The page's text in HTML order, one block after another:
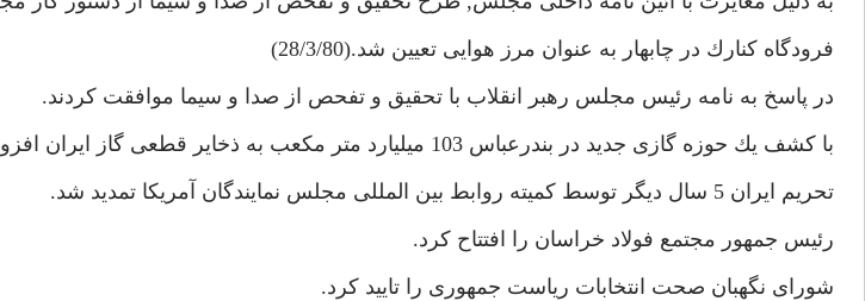
فرودگاه كنارك در چابهار به عنوان مرز هوايى تعيين شد.(28/3/80)
در پاسخ به نامه رئيس مجلس رهبر انقلاب با تحقيق و تفحص از صدا و سيما موافقت كردند.
با كشف يك حوزه گازى جديد در بندرعباس 103 ميليارد متر مكعب به ذخاير قطعى گاز ايران افزوده شد.(29/3/80)
تحريم ايران 5 سال ديگر توسط كميته روابط بين المللى مجلس نمايندگان آمريكا تمديد شد.
رئيس جمهور مجتمع فولاد خراسان را افتتاح كرد.
شوراى نگهبان صحت انتخابات رياست جمهورى را تاييد كرد.